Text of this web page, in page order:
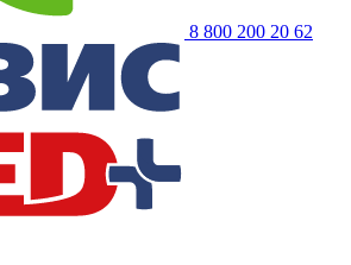
8 800 200 20 62